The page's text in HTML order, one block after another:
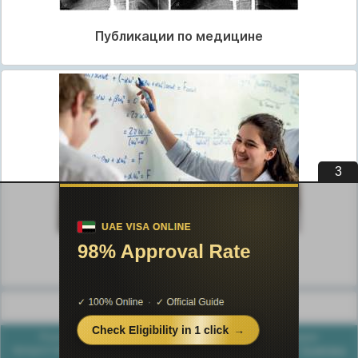
Публикации по медицине
Публикации по педагогике
Разделы публикаций
Poznayka.org - Познайка.Орг - 2016-2026 год. Материал
2